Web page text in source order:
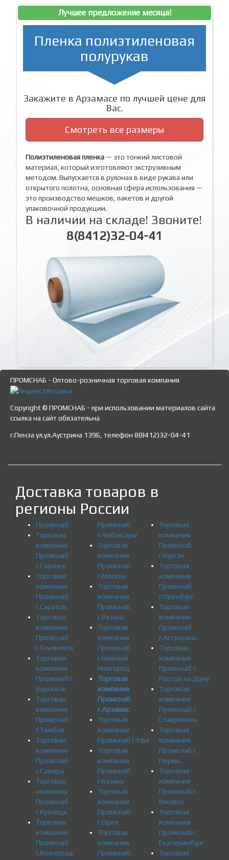
Лучшее предложение месяца!
Пленка полиэтиленовая
полурукав
Закажите в Арзамасе по лучшей цене для
Вас.
Смотреть все размеры
Полиэтиленовая пленка — это тонкий листовой
материал, который изготовляют экструзивным
методом. Выпускается в рулонах в виде рукава или
открытого полотна, основная сфера использования —
это производство мешков, пакетов и другой
упаковочной продукции.
В наличии на складе! Звоните!
8(8412)32-04-41
ПРОМСНАБ - Оптово-розничная торговая компания
Copyright © ПРОМСНАБ - при использовании материалов сайта
ссылка на сайт обязательна
г.Пенза ул.ул.Аустрина 139Б, телефон 8(8412)32-04-41
Доставка товаров в
регионы России
Промснаб
Торговая
компания
Промснаб
г.Саранск
Торговая
компания
Промснаб
г.Саратов
Торговая
компания
Промснаб
г.Ульяновск
Торговая
компания
Промснаб г.
Воронеж
Торговая
компания
Промснаб
г.Тамбов
Торговая
компания
Промснаб
г.Самара
Торговая
компания
Промснаб
г.Кузнецк
Торговая
компания
Промснаб
г.Волгоград
Промснаб
г.Чебоксары
Торговая
компания
Промснаб
г.Москва
Торговая
компания
Промснаб
г.Рязань
Торговая
компания
Промснаб
г.Нижний
Новгород
Торговая
компания
Промснаб
г.Арзамас
Торговая
компания
Промснаб г.Уфа
Торговая
компания
Промснаб
г.Казань
Торговая
компания
Промснаб
г.Орел
Торговая
компания
Промснаб
Торговая
компания
Промснаб
г.Курган
Торговая
компания
Промснаб
г.Оренбург
Торговая
компания
Промснаб
г.Астрахань
Торговая
компания
Промснаб г.
Ростов на Дону
Торговая
компания
Промснаб г.
Ставрополь
Торговая
компания
Промснаб г.
Пермь
Торговая
компания
Промснаб г.
Ижевск
Торговая
компания
Промснаб г.
Екатеринбург
Торговая